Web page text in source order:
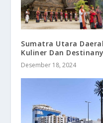
Sumatra Utara
Kuliner Dan
Desember 18, 2024